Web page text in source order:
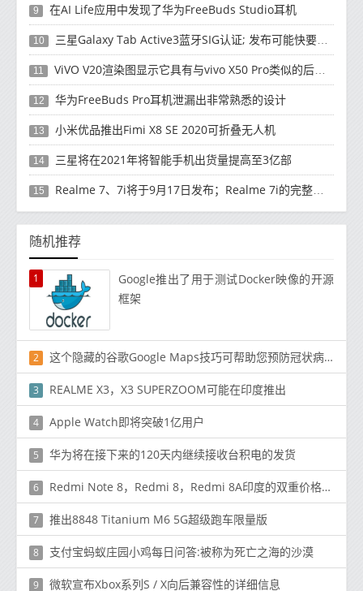
9 在AI Life应用中发现了华为FreeBuds Studio耳机
10 三星Galaxy Tab Active3蓝牙SIG认证; 发布可能快要结束了
11 ViVO V20渲染图显示它具有与vivo X50 Pro类似的后部设计
12 华为FreeBuds Pro耳机泄漏出非常熟悉的设计
13 小米优品推出Fimi X8 SE 2020可折叠无人机
14 三星将在2021年将智能手机出货量提高至3亿部
15 Realme 7、7i将于9月17日发布；Realme 7i的完整规格并导致泄漏
随机推荐
1
Google推出了用于测试Docker映像的开源
框架
2 这个隐藏的谷歌Google Maps技巧可帮助您预防冠状病毒
3 REALME X3，X3 SUPERZOOM可能在印度推出
4 Apple Watch即将突破1亿用户
5 华为将在接下来的120天内继续接收台积电的发货
6 Redmi Note 8，Redmi 8，Redmi 8A印度的双重价格再次上涨了500卢比
7 推出8848 Titanium M6 5G超级跑车限量版
8 支付宝蚂蚁庄园小鸡每日问答:被称为死亡之海的沙漠
9 微软宣布Xbox系列S / X向后兼容性的详细信息